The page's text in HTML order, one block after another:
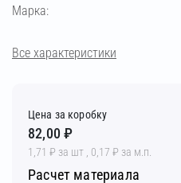
Марка:
Все характеристики
Цена за коробку
82,00 ₽
1,71 ₽ за шт , 0,17 ₽ за м.п.
Расчет материала